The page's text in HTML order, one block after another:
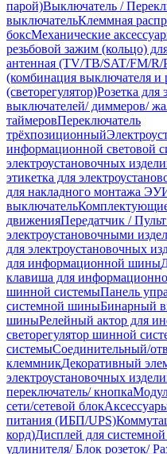
парой)Выключатель /
выключательКлеммная
боксМеханические
резьбовой зажим (кольцо)
антенная (TV/ТВ/SAT/FM/R/
(комбинация выключателя и
(светорегулятор)Розетка для
выключателей/ диммеров/
таймеровПереключатель
трёхпозиционный
информационной световой
электроустановочных
этикетка для
для накладного монтажа
выключатель
движенияПередатчик /
электроустановочными
для электроустановочных
для информационной шины
клавиша для
шинной системыПанель
системной шиныБинарный
шиныРелейный актор для
светорегулятор шинной
системыСоединительный/
клеммникДекоративный
электроустановочных
переключатель/ кнопка
сети/сетевой блок
питания (ИБП/UPS)
корд)Дисплей для
удлинителя/ Блок розеток/